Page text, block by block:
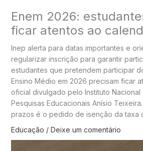
Enem 2026:
ficar atentos ao
Inep alerta para datas importantes e
regularizar inscrição para garantir
estudantes que pretendem participar
Ensino Médio em 2026 precisam ficar
oficial divulgado pelo Instituto Nacional
Pesquisas Educacionais Anísio
prazos é o pedido de isenção da taxa
Educação / Deixe um comentário